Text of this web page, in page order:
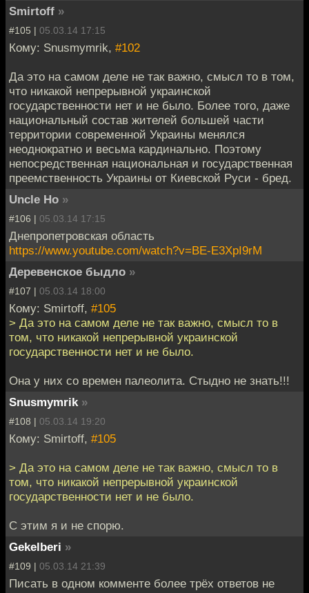
Smirtoff »
#105 | 05.03.14 17:15
Кому: Snusmymrik, #102
Да это на самом деле не так важно, смысл то в том,
что никакой непрерывной украинской
государственности нет и не было. Более того, даже
национальный состав жителей большей части
территории современной Украины менялся
неоднократно и весьма кардинально. Поэтому
непосредственная национальная и государственная
преемственность Украины от Киевской Руси - бред.
Uncle Ho »
#106 | 05.03.14 17:15
Днепропетровская область
https://www.youtube.com/watch?v=BE-E3XpI9rM
Деревенское быдло »
#107 | 05.03.14 18:00
Кому: Smirtoff, #105
> Да это на самом деле не так важно, смысл то в
том, что никакой непрерывной украинской
государственности нет и не было.
Она у них со времен палеолита. Стыдно не знать!!!
Snusmymrik »
#108 | 05.03.14 19:20
Кому: Smirtoff, #105
> Да это на самом деле не так важно, смысл то в
том, что никакой непрерывной украинской
государственности нет и не было.
С этим я и не спорю.
Gekelberi »
#109 | 05.03.14 21:39
Писать в одном комменте более трёх ответов не